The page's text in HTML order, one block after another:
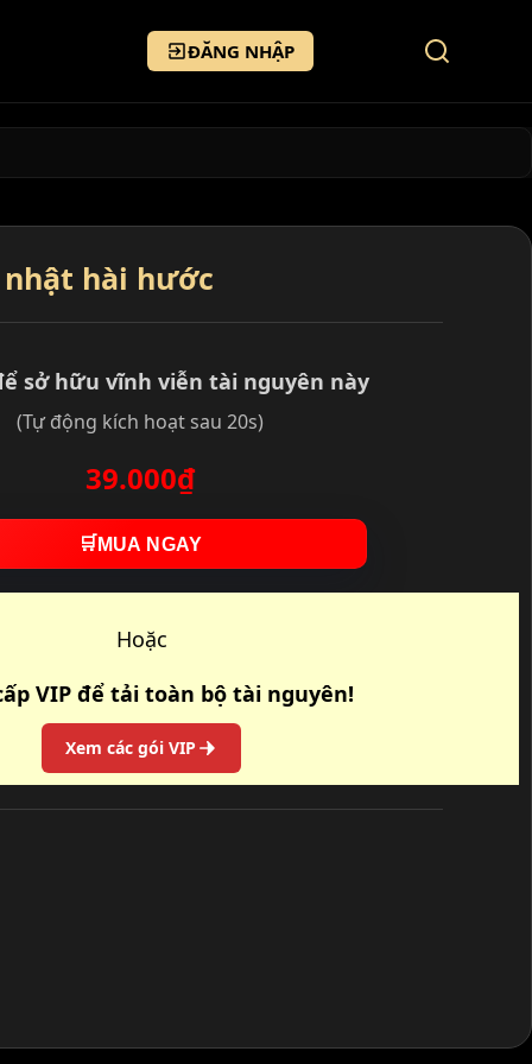
ĐĂNG NHẬP
nhật hài hước
sở hữu vĩnh viễn tài nguyên này
(Tự động kích hoạt sau 20s)
39.000₫
🛒 MUA NGAY
Hoặc
VIP để tải toàn bộ tài nguyên!
Xem các gói VIP